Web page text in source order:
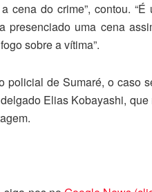
do crime”, contou.
presenciado uma cena
sobre a vítima”.
policial de Sumaré, o caso
Elias Kobayashi,